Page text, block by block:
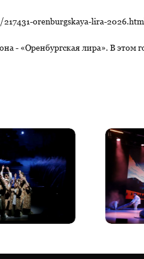
orenburgskaya-lira-
- «Оренбургская лира». В этом